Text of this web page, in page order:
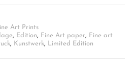
Art Prints
, Edition, Fine Art paper, Fine art
, Kunstwerk, Limited Edition